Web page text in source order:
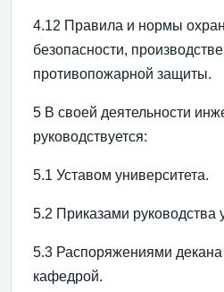
4.12 Правила и нормы
безопасности,
противопожарной защиты.
5 В своей деятельности
руководствуется:
5.1 Уставом университета.
5.2 Приказами руководства
5.3 Распоряжениями
кафедрой.